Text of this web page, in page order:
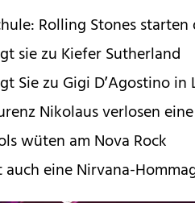
Rolling Stones
sie zu Kiefer Sutherland
Sie zu Gigi D’Agostino in
Nikolaus verlosen
wüten am Nova Rock
eine Nirvana-